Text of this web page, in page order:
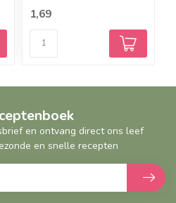
1,69
en ontvang direct ons leef
en snelle recepten